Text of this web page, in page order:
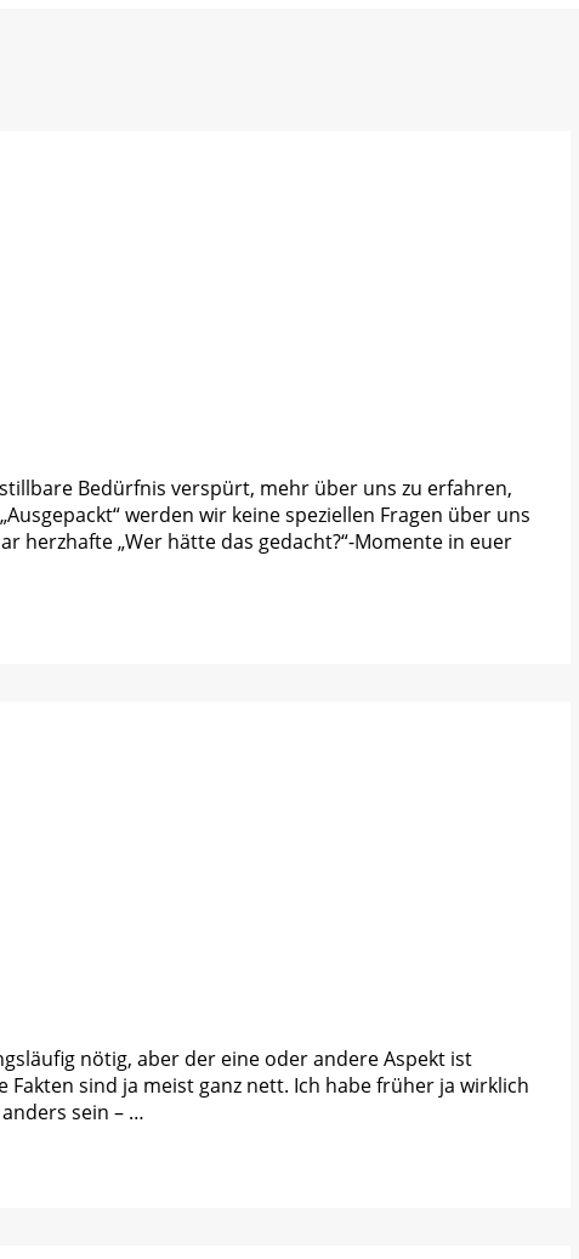
Bedürfnis verspürt, mehr über uns zu erfahren,
werden wir keine speziellen Fragen über uns
herzhafte „Wer hätte das gedacht?“-Momente in euer
nötig, aber der eine oder andere Aspekt ist
sind ja meist ganz nett. Ich habe früher ja wirklich
sein – …